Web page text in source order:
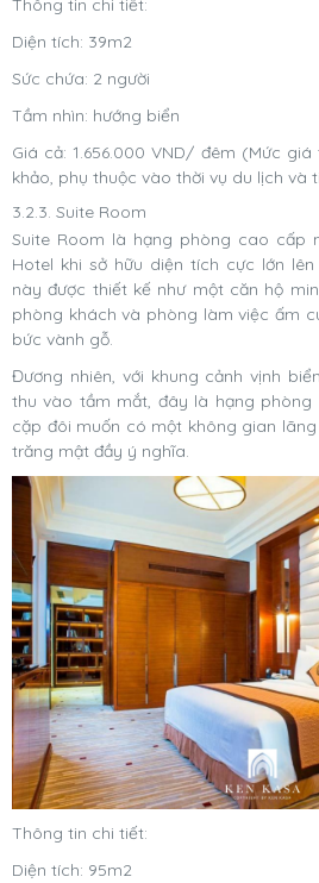
Thông tin chi tiết:
Diện tích: 39m2
Sức chứa: 2 người
Tầm nhìn: hướng biển
Giá cả: 1.656.000 VND/ đêm (Mức
khảo, phụ thuộc vào thời vụ du lịch và
3.2.3. Suite Room
Suite Room là hạng phòng cao cấp
Hotel khi sở hữu diện tích cực lớn
này được thiết kế như một căn hộ
phòng khách và phòng làm việc ấm
bức vành gỗ.
Đương nhiên, với khung cảnh vịnh
thu vào tầm mắt, đây là hạng phòng
cặp đôi muốn có một không gian
trăng mật đầy ý nghĩa.
Thông tin chi tiết:
Diện tích: 95m2